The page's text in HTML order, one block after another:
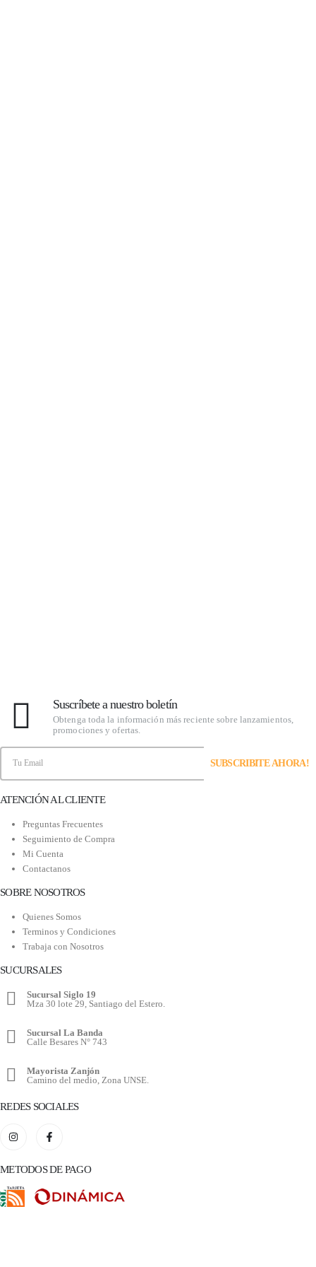
Suscríbete a nuestro boletín
Obtenga toda la información más reciente sobre lanzamientos,
promociones y ofertas.
ATENCIÓN AL CLIENTE
Preguntas Frecuentes
Seguimiento de Compra
Mi Cuenta
Contactanos
SOBRE NOSOTROS
Quienes Somos
Terminos y Condiciones
Trabaja con Nosotros
SUCURSALES
Sucursal Siglo 19
Mza 30 lote 29, Santiago del Estero.
Sucursal La Banda
Calle Besares N° 743
Mayorista Zanjón
Camino del medio, Zona UNSE.
REDES SOCIALES
METODOS DE PAGO